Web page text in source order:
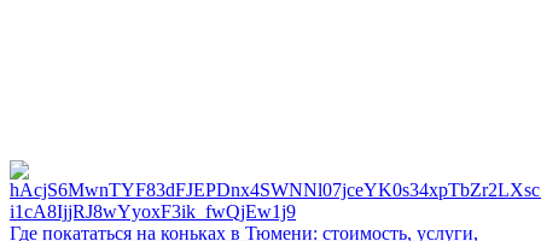
Где покататься на коньках в Тюмени: стоимость, услуги,